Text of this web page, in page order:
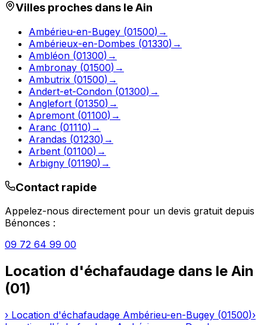
Villes proches dans leAin
Ambérieu-en-Bugey (01500) →
Ambérieux-en-Dombes (01330) →
Ambléon (01300) →
Ambronay (01500) →
Ambutrix (01500) →
Andert-et-Condon (01300) →
Anglefort (01350) →
Apremont (01100) →
Aranc (01110) →
Arandas (01230) →
Arbent (01100) →
Arbigny (01190) →
Contact rapide
Appelez-nous directement pour un devis gratuit depuis
Bénonces :
09 72 64 99 00
Location d'échafaudage dans le Ain
(01)
› Location d'échafaudage Ambérieu-en-Bugey (01500)›